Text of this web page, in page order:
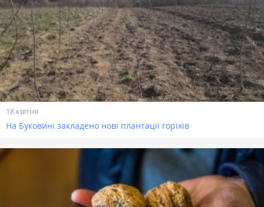
18 квітня
На Буковині закладено нові плантації горіхів